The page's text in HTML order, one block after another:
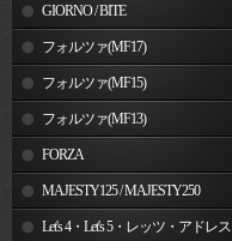
GIORNO / BITE
フォルツァ(MF17)
フォルツァ(MF15)
フォルツァ(MF13)
FORZA
MAJESTY125 / MAJESTY250
Let's 4・Let's 5・レッツ・アドレス